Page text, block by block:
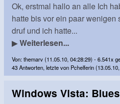
Ok, erstmal hallo an alle Ich
hatte bis vor ein paar
druf und ich hatte...
▶Weiterlesen...
Von: themarv (11.05.10, 04:28:29) - 6.541x
43 Antworten, letzte von Pchelferin
Windows Vista: